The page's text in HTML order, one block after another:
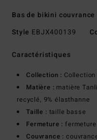
Bas de bikini
Style EBJX400139
Caractéristiques
Collection :
Matière : matière
recyclé, 9% élasthanne
Taille : taille basse
Fermeture :
Couvrance :